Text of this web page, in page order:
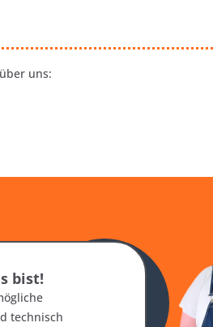
uns:
bist!
technisch